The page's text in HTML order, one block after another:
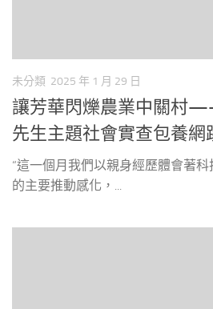
未分類 2025 年 1 月 29 日
讓芳華閃爍農業中關村
先生主題社會實查包養網
“這一個月我們以親身經歷體會著
的主要推動感化，...